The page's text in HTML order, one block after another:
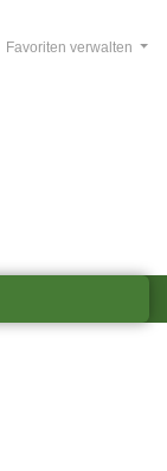
Favoriten verwalten